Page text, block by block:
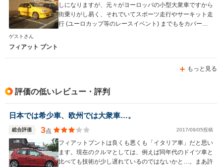
しになりますが、元々がヨーロッパの小型大衆車ですから
街乗りがし易く、それでいてスポーツ走行やサーキット走
行 (ユーロカップ等のレースイベント) までもをカバーす
ゲストさん
フィアット プント
もっと見る
評価の低いレビュー・評判
日本では希少車、欧州では大衆車…。
総合評価 3点 2017/09/05投稿
フィアットプントは良くも悪くも「イタリア車」だと思い
ます。現在のクルマとしては、例えば同年代のドイツ車と
比べても技術が少し遅れているのではないかと…。まあ許